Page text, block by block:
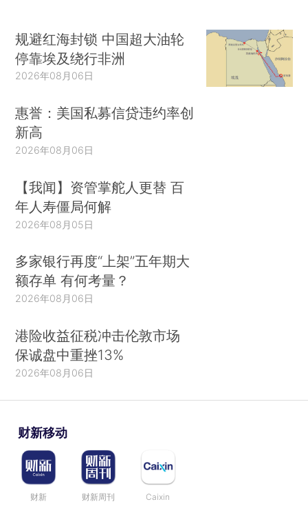
规避红海封锁 中国超大油轮
停靠埃及绕行非洲
2026年08月06日
惠誉：美国私募信贷违约率创
新高
2026年08月06日
【我闻】资管掌舵人更替 百
年人寿僵局何解
2026年08月05日
多家银行再度“上架”五年期大
额存单 有何考量？
2026年08月06日
港险收益征税冲击伦敦市场
保诚盘中重挫13%
2026年08月06日
财新移动
财新 财新周刊 Caixin